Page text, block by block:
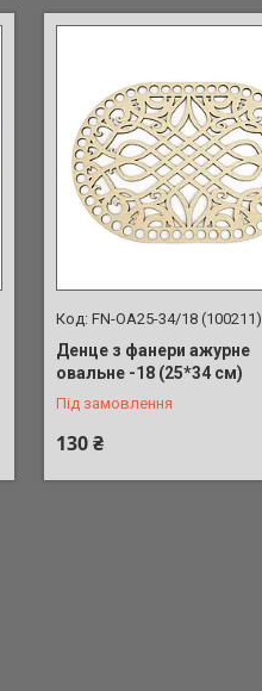
FN-OA25-34/18 (100211)
Денце з фанери ажурне
овальне -18 (25*34 см)
Під замовлення
130 ₴